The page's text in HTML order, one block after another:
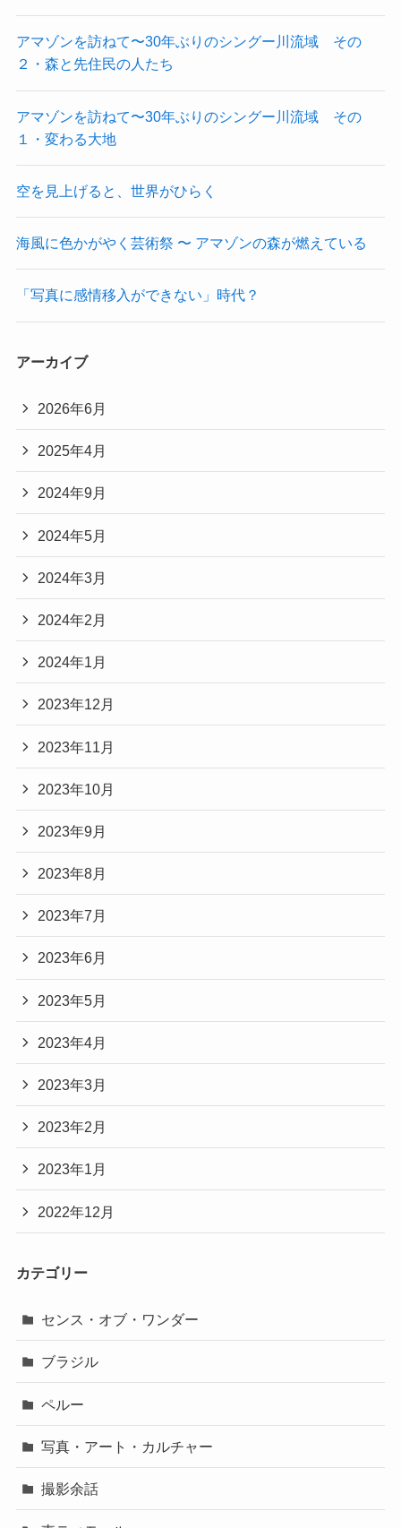
アマゾンを訪ねて〜30年ぶりのシングー川流域 その
２・森と先住民の人たち
アマゾンを訪ねて〜30年ぶりのシングー川流域 その
１・変わる大地
空を見上げると、世界がひらく
海風に色かがやく芸術祭 〜 アマゾンの森が燃えている
「写真に感情移入ができない」時代？
アーカイブ
2026年6月
2025年4月
2024年9月
2024年5月
2024年3月
2024年2月
2024年1月
2023年12月
2023年11月
2023年10月
2023年9月
2023年8月
2023年7月
2023年6月
2023年5月
2023年4月
2023年3月
2023年2月
2023年1月
2022年12月
カテゴリー
センス・オブ・ワンダー
ブラジル
ペルー
写真・アート・カルチャー
撮影余話